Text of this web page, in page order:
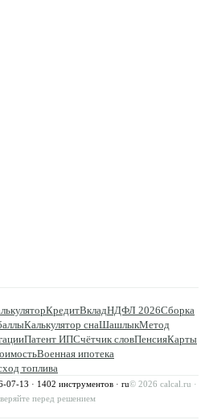
КредитВкладНДФЛ 2026Сборка
Калькулятор снаШашлыкМетод
Патент ИПСчётчик словПенсияКарты
Военная ипотека
топлива
07-13 · 1402 инструментов · ru© 2026 calcal.ru ·
перед решением